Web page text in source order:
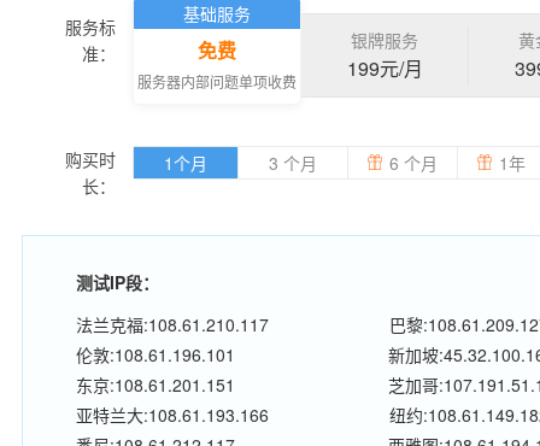
服务标
准：
基础服务
免费
服务器内部问题单项收费
银牌服务
199元/月
购买时
长：
1个月 3 个月 6 个月 1年
测试IP段：
法兰克福:108.61.210.117
巴黎
伦敦:108.61.196.101
新加坡
东京:108.61.201.151
芝加哥
亚特兰大:108.61.193.166
纽约